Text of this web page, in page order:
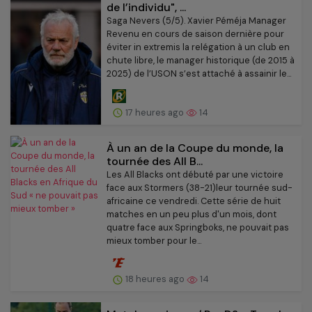
de l’individu", ...
Saga Nevers (5/5). Xavier Péméja Manager
Revenu en cours de saison dernière pour
éviter in extremis la relégation à un club en
chute libre, le manager historique (de 2015 à
2025) de l’USON s’est attaché à assainir le...
17 heures ago 14
À un an de la Coupe du monde, la
tournée des All B...
Les All Blacks ont débuté par une victoire
face aux Stormers (38-21)leur tournée sud-
africaine ce vendredi. Cette série de huit
matches en un peu plus d'un mois, dont
quatre face aux Springboks, ne pouvait pas
mieux tomber pour le...
18 heures ago 14